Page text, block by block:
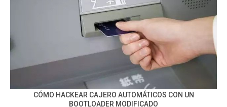
CÓMO HACKEAR CAJERO AUTOMÁTICOS CON UN
BOOTLOADER MODIFICADO